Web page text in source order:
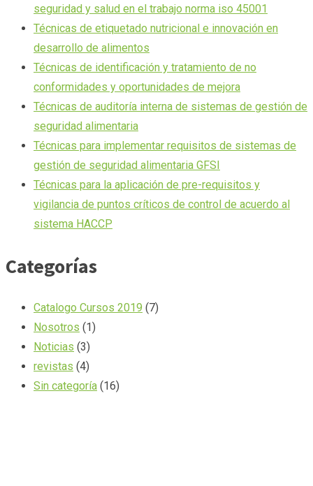
seguridad y salud en el trabajo norma iso 45001
Técnicas de etiquetado nutricional e innovación en
desarrollo de alimentos
Técnicas de identificación y tratamiento de no
conformidades y oportunidades de mejora
Técnicas de auditoría interna de sistemas de gestión de
seguridad alimentaria
Técnicas para implementar requisitos de sistemas de
gestión de seguridad alimentaria GFSI
Técnicas para la aplicación de pre-requisitos y
vigilancia de puntos críticos de control de acuerdo al
sistema HACCP
Categorías
Catalogo Cursos 2019 (7)
Nosotros (1)
Noticias (3)
revistas (4)
Sin categoría (16)